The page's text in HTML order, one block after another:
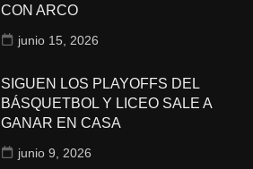
CON ARCO
junio 15, 2026
SIGUEN LOS PLAYOFFS DEL
BÁSQUETBOL Y LICEO SALE A
GANAR EN CASA
junio 9, 2026